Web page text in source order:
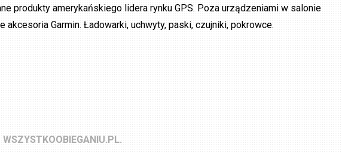
produkty amerykańskiego lidera rynku GPS. Poza urządzeniami w salonie
Garmin. Ładowarki, uchwyty, paski, czujniki, pokrowce.